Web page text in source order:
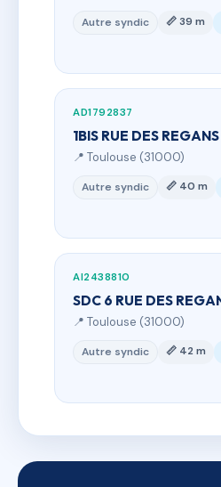
Autre syndic 📏 39 m
AD1792837
1BIS RUE DES REGANS
📍 Toulouse (31000)
Autre syndic 📏 40 m
AI2438810
SDC 6 RUE DES
📍 Toulouse (31000)
Autre syndic 📏 42 m